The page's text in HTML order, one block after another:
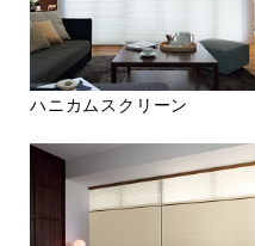
ハニカムスクリーン